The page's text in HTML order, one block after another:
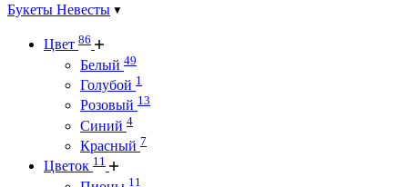
Букеты Невесты
Цвет 86
Белый 49
Голубой 1
Розовый 13
Синий 4
Красный 7
Цветок 11
11